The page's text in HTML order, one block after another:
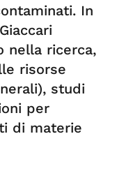
In
nella ricerca,
risorse
studi
per
di materie